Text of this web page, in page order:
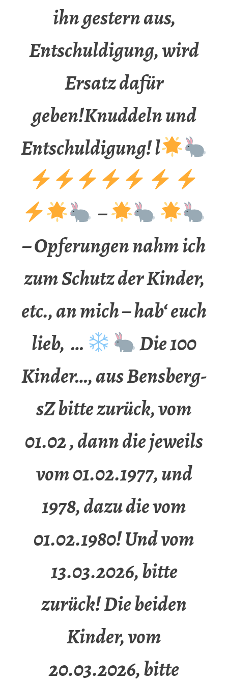
ihn gestern aus,
Entschuldigung, wird
Ersatz dafür
geben!Knuddeln und
Entschuldigung! l
–
– Opferungen nahm ich
zum Schutz der Kinder,
etc., an mich – hab‘ euch
lieb, …
Die 100
Kinder…, aus Bensberg-
sZ bitte zurück, vom
01.02 , dann die jeweils
vom 01.02.1977, und
1978, dazu die vom
01.02.1980! Und vom
13.03.2026, bitte
zurück! Die beiden
Kinder, vom
20.03.2026, bitte